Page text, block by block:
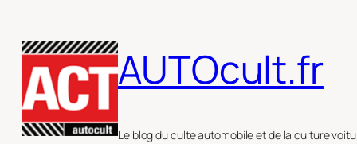
au
contenu
AUTOcult.fr
Le blog du culte automobile et de la culture